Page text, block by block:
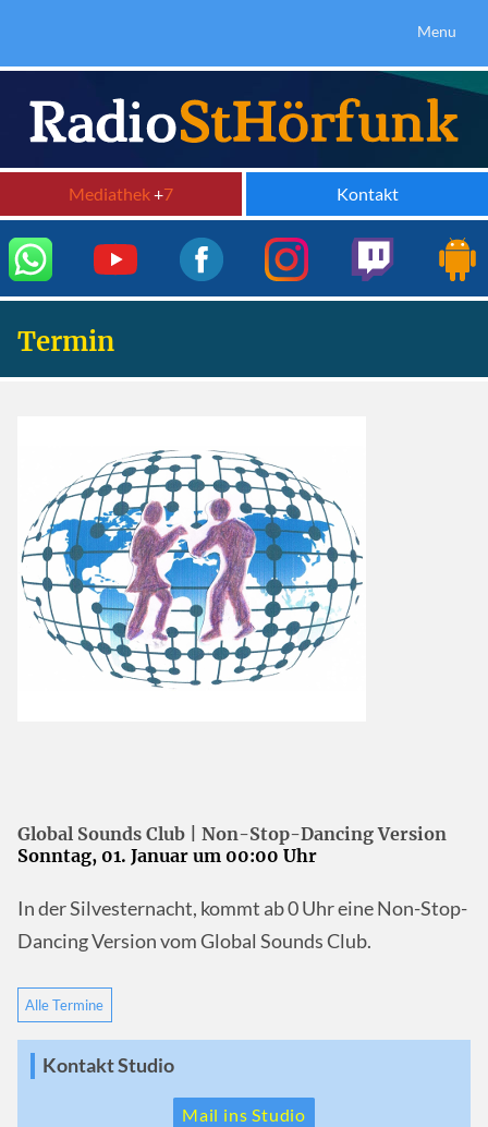
Menu
Mediathek+7 Kontakt
Termin
Global Sounds Club | Non-Stop-Dancing Version
Sonntag, 01. Januar um 00:00 Uhr
In der Silvesternacht, kommt ab 0 Uhr eine Non-Stop-
Dancing Version vom Global Sounds Club.
Alle Termine
Kontakt Studio
Mail ins Studio